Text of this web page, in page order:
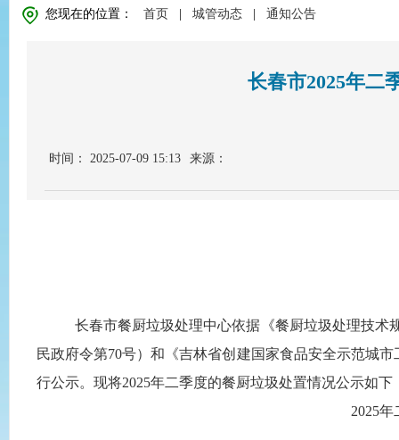
您现在的位置： 首页 城管动态 通知公告
长春市2025年二
时间： 2025-07-09 15:13 来源：
长春市餐厨垃圾处理中心依据《餐厨垃圾处理技术
民政府令第70号）和《吉林省创建国家食品安全示范城
行公示。现将2025年二季度的餐厨垃圾处置情况公示如下
2025年